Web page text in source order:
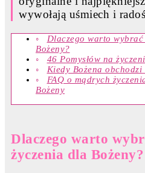
wywołają uśmiech i
Dlaczego warto wybrać
Bożeny?
46 Pomysłów na
Kiedy Bożena
FAQ o mądrych
Bożeny
Dlaczego warto
życzenia dla Bożeny?